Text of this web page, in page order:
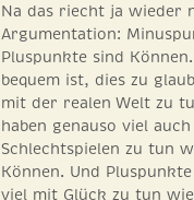
Na das riecht ja wieder
Argumentation:
Pluspunkte sind
bequem ist, dies zu
mit der realen Welt zu
haben genauso viel
Schlechtspielen zu tun
Können. Und
viel mit Glück zu tun